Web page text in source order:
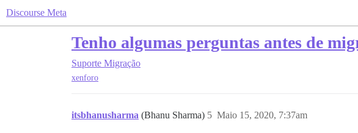
Discourse Meta
Tenho algumas perguntas antes de
Suporte Migração
xenforo
itsbhanusharma (Bhanu Sharma) Maio 15, 2020, 7:37am
5